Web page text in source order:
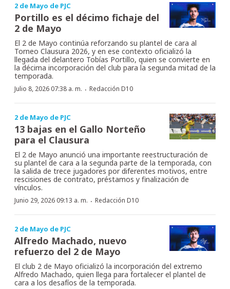
2 de Mayo de PJC
Portillo es el décimo fichaje del
2 de Mayo
El 2 de Mayo continúa reforzando su plantel de cara al
Torneo Clausura 2026, y en ese contexto oficializó la
llegada del delantero Tobías Portillo, quien se convierte en
la décima incorporación del club para la segunda mitad de la
temporada.
Julio 8, 2026 07:38 a. m. · Redacción D10
2 de Mayo de PJC
13 bajas en el Gallo Norteño
para el Clausura
El 2 de Mayo anunció una importante reestructuración de
su plantel de cara a la segunda parte de la temporada, con
la salida de trece jugadores por diferentes motivos, entre
rescisiones de contrato, préstamos y finalización de
vínculos.
Junio 29, 2026 09:13 a. m. · Redacción D10
2 de Mayo de PJC
Alfredo Machado, nuevo
refuerzo del 2 de Mayo
El club 2 de Mayo oficializó la incorporación del extremo
Alfredo Machado, quien llega para fortalecer el plantel de
cara a los desafíos de la temporada.